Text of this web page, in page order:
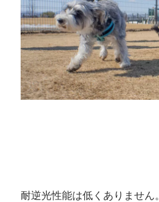
耐逆光性能は低くありません。